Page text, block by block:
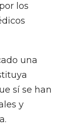
los
una
sí se han
y